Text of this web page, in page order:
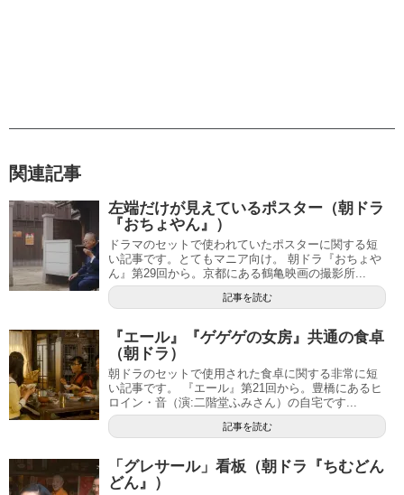
関連記事
左端だけが見えているポスター（朝ドラ
『おちょやん』）
ドラマのセットで使われていたポスターに関する短
い記事です。とてもマニア向け。 朝ドラ『おちょや
ん』第29回から。京都にある鶴亀映画の撮影所...
記事を読む
『エール』『ゲゲゲの女房』共通の食卓
（朝ドラ）
朝ドラのセットで使用された食卓に関する非常に短
い記事です。 『エール』第21回から。豊橋にあるヒ
ロイン・音（演:二階堂ふみさん）の自宅です...
記事を読む
「グレサール」看板（朝ドラ『ちむどん
どん』）